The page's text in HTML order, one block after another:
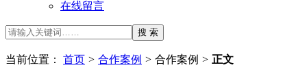
在线留言
当前位置： 首页 > 合作案例 > 合作案例 > 正文